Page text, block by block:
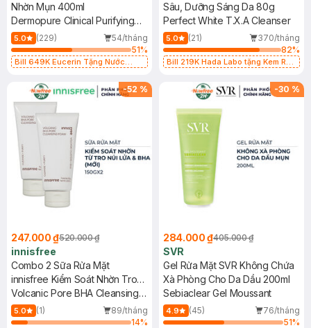
Nhờn Mụn 400ml
Dermopure Clinical Purifying
Cleanser
5.0 (229)
54/tháng
51%
Bill 649K Eucerin Tặng Nước
(SL có hạn)
Sâu, Dưỡng Sáng Da 80g
Perfect White T.X.A Cleanser
5.0 (21)
370/tháng
82%
Bill 219K Hada Labo tặng Kem Rửa
-52 %
247.000 ₫520.000 ₫
innisfree
Combo 2 Sữa Rửa Mặt
innisfree Kiểm Soát Nhờn Tro
Núi Lửa & BHA 150g (Mới)
Volcanic Pore BHA Cleansing
Foam
5.0 (1)
89/tháng
14%
-30 %
284.000 ₫405.000 ₫
SVR
Gel Rửa Mặt SVR Không Chứa
Xà Phòng Cho Da Dầu 200ml
Sebiaclear Gel Moussant
4.9 (45)
76/tháng
51%